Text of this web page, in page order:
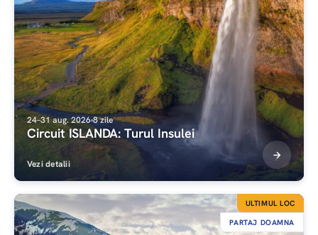
24–31 aug. 20268 zile
Circuit ISLANDA: Turul Insulei
Vezi detalii
ULTIMUL LOC
PARTAJ DOAMNA